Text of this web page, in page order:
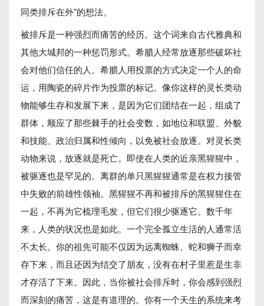
同类排斥在外”的想法。
被排斥是一种强烈而痛苦的经历。这个词来自古代雅典和
其他大城邦的一种惩罚形式。希腊人经常放逐那些破坏社
会对他们信任的人。希腊人用投票的方式决定一个人的命
运，用陶瓷的碎片作为投票的标记。像你这样的灵长类动
物能够生存和发展下来，是因为它们团结在一起，组成了
群体，顺应了那些棘手的社会变数，如地位和联盟、外貌
和技能、政治归属和性倾向，以免被社会放逐。对灵长类
动物来说，放逐就是死亡。即使在人类的近亲黑猩猩中，
被驱逐也是罕见的。离群的单只黑猩猩通常是在权力接管
中失败的前雄性领袖。黑猩猩不再和被排斥的黑猩猩住在
一起，不再为它梳理毛发，但它们很少驱逐它。数千年
来，人类的状况也是如此。一个完全孤立生活的人通常活
不太长。你的祖先可能不仅因为远离蜘蛛、蛇和狮子而幸
存下来，而且还因为结交了朋友，没有在村子里惹是生非
才存活了下来。因此，当你被社会排斥时，你会感到强烈
而深刻的痛苦，这是有道理的。你有一个天生的系统来考